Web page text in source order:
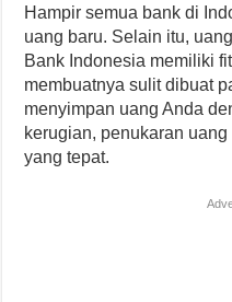
Hampir semua bank di
uang baru. Selain itu,
Bank Indonesia memiliki
membuatnya sulit dibuat
menyimpan uang Anda
kerugian, penukaran
yang tepat.